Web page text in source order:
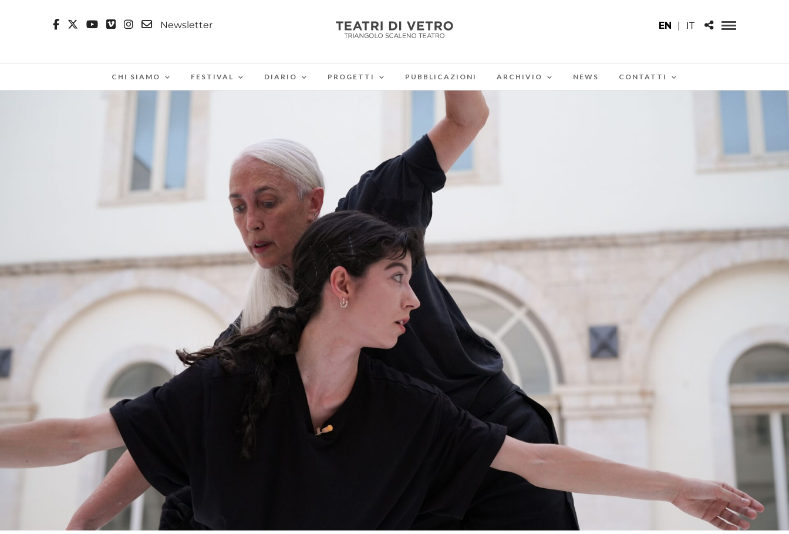
Newsletter EN | IT
CHI SIAMO FESTIVAL DIARIO PROGETTI PUBBLICAZIONI ARCHIVIO NEWS CONTATTI